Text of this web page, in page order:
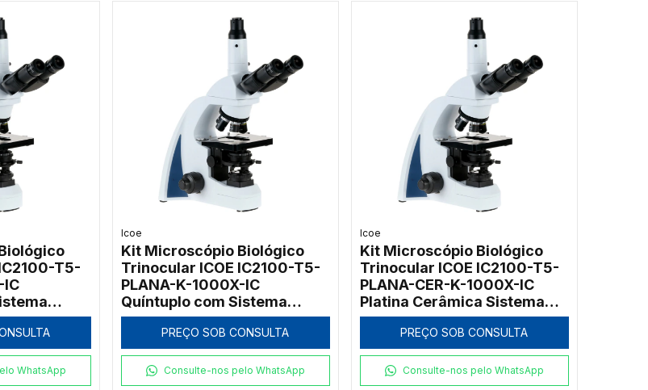
T5-
IC
WhatsApp
Icoe
Kit Microscópio Biológico
Trinocular ICOE IC2100-T5-
PLANA-K-1000X-IC
Quíntuplo com Sistema
Kohler 1000x
PREÇO SOB CONSULTA
Consulte-nos pelo WhatsApp
Icoe
Kit Microscópio Biológico
Trinocular ICOE IC2100-T5-
PLANA-CER-K-1000X-IC
Platina Cerâmica Sistema
Kohler 1000x
PREÇO SOB CONSULTA
Consulte-nos pelo WhatsApp